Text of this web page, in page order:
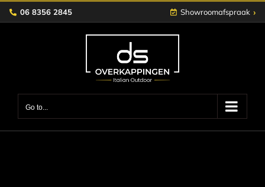
Skip
to
06 8356 2845 Showroomafspraak ›
Go to...